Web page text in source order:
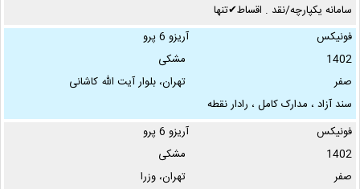
سامانه یکپارچه/نقد . اقساط✔تنها
نمایندگی اسپشیال رتبه ۱ مدیران
خودرو در ۵ سال …
فونیکس
آریزو 6 پرو
1402
مشکی
صفر
تهران، بلوار آیت الله کاشانی
سند آزاد ، مدارک کامل ، رادار نقطه
کور ، درایو مود ، گرمکن صندلی ها ،
سانروف ، …
فونیکس
آریزو 6 پرو
1402
مشکی
صفر
تهران، وزرا